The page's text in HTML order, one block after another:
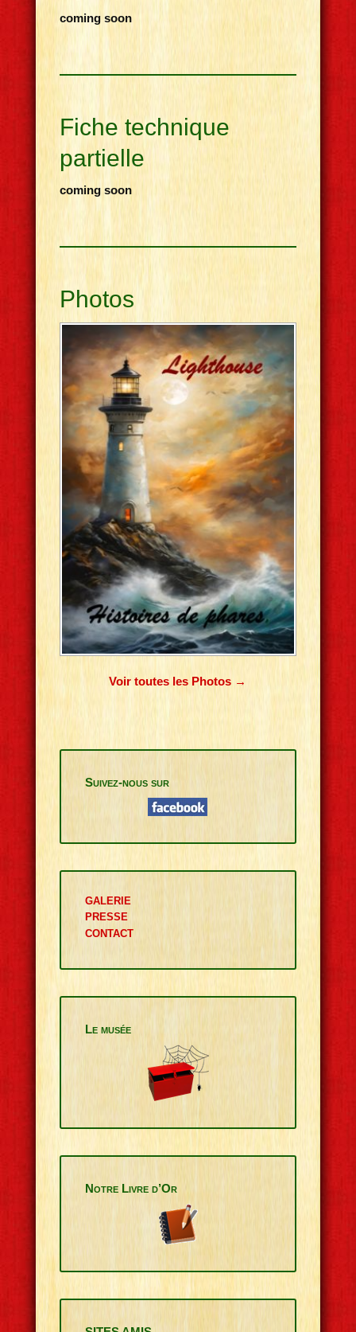
coming soon
Fiche technique
partielle
coming soon
Photos
Voir toutes les Photos →
Suivez-nous sur
GALERIE
PRESSE
CONTACT
Le musée
Notre Livre d’Or